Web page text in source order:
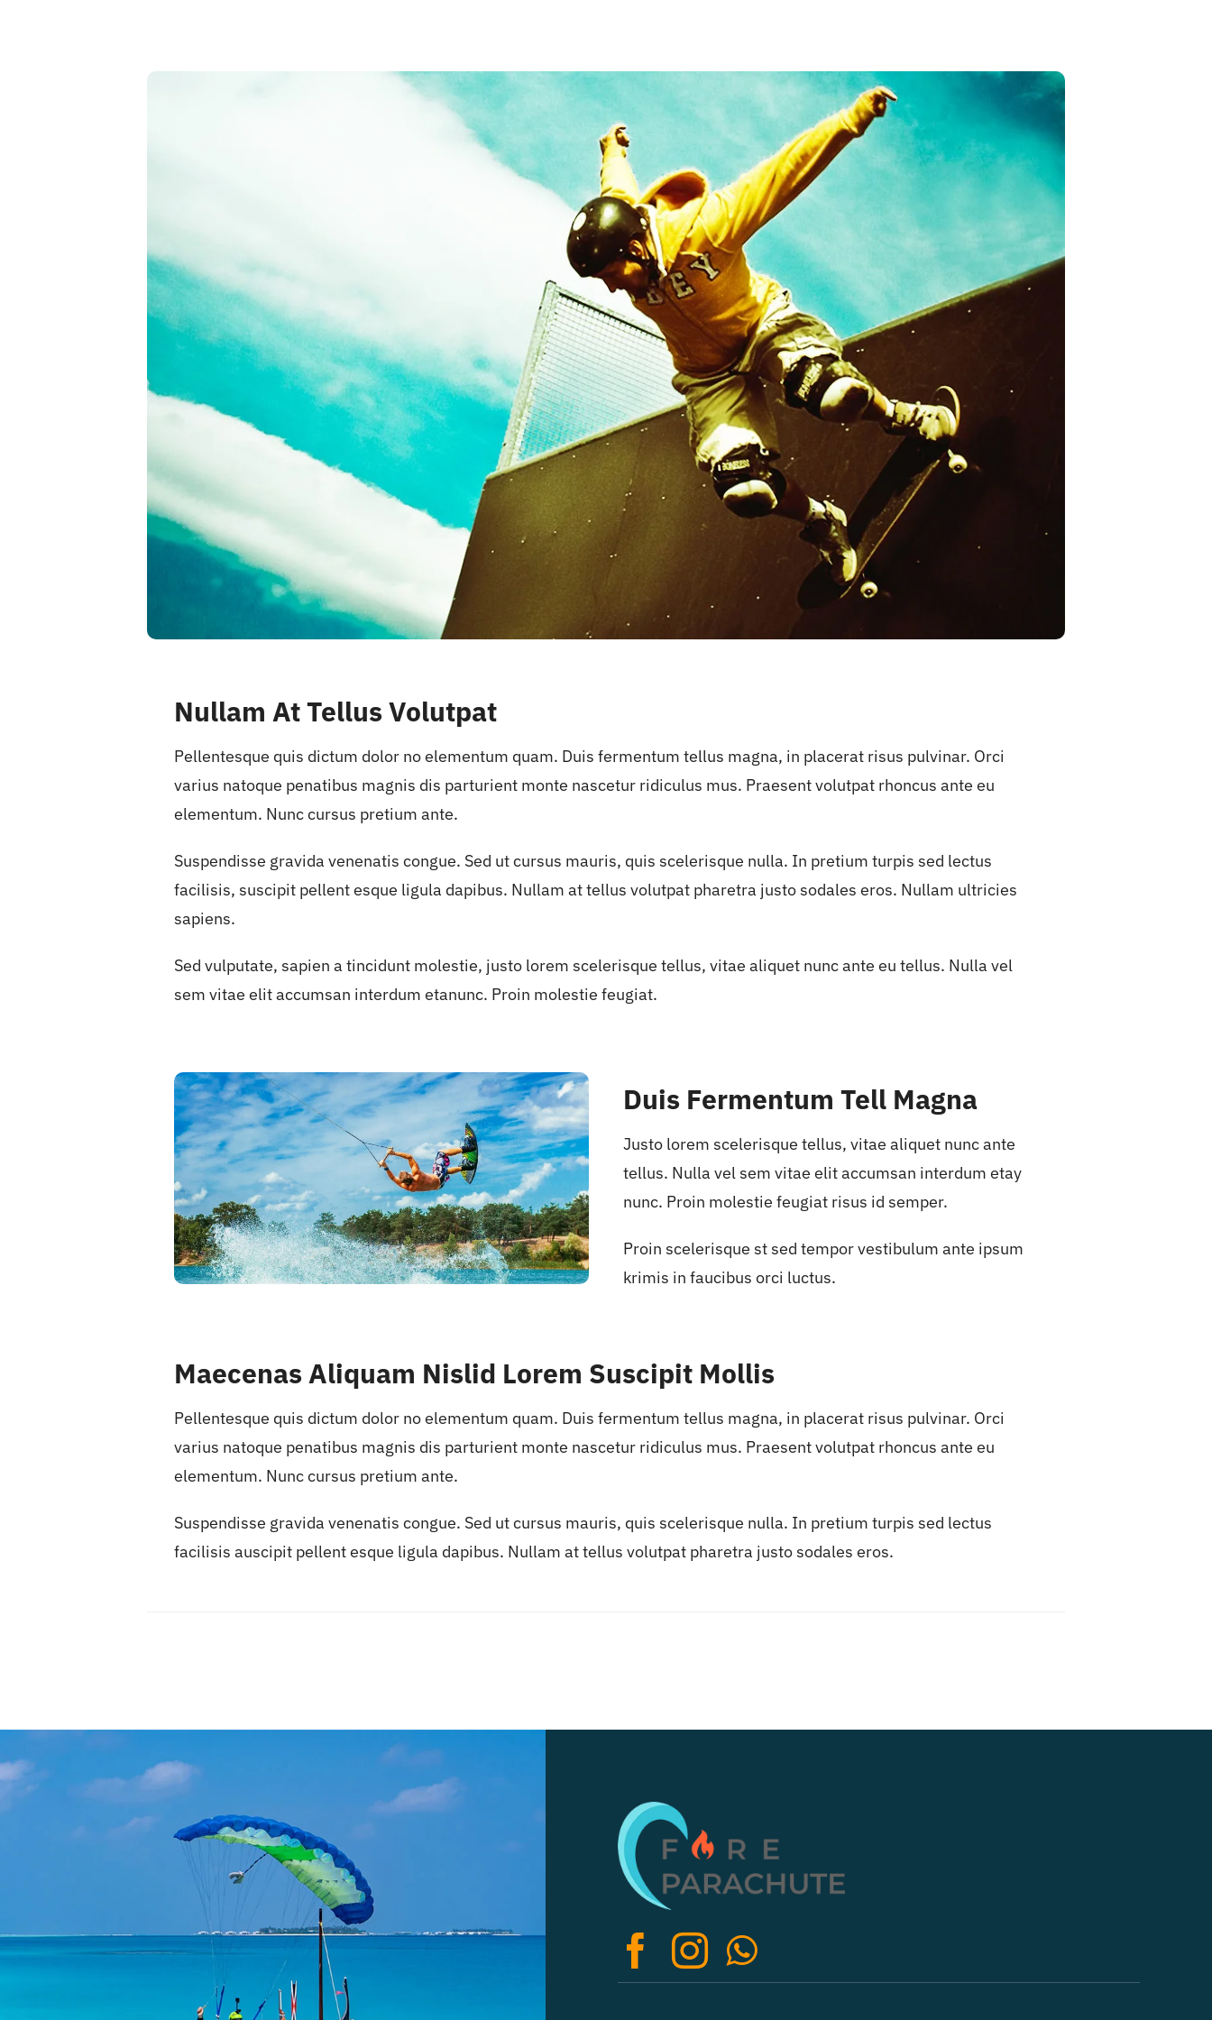
Nullam At Tellus Volutpat
Pellentesque quis dictum dolor no elementum quam. Duis fermentum tellus magna, in placerat risus pulvinar. Orci
varius natoque penatibus magnis dis parturient monte nascetur ridiculus mus. Praesent volutpat rhoncus ante eu
elementum. Nunc cursus pretium ante.
Suspendisse gravida venenatis congue. Sed ut cursus mauris, quis scelerisque nulla. In pretium turpis sed lectus
facilisis, suscipit pellent esque ligula dapibus. Nullam at tellus volutpat pharetra justo sodales eros. Nullam ultricies
sapiens.
Sed vulputate, sapien a tincidunt molestie, justo lorem scelerisque tellus, vitae aliquet nunc ante eu tellus. Nulla vel
sem vitae elit accumsan interdum etanunc. Proin molestie feugiat.
Duis Fermentum Tell Magna
Justo lorem scelerisque tellus, vitae aliquet nunc ante
tellus. Nulla vel sem vitae elit accumsan interdum etay
nunc. Proin molestie feugiat risus id semper.
Proin scelerisque st sed tempor vestibulum ante ipsum
krimis in faucibus orci luctus.
Maecenas Aliquam Nislid Lorem Suscipit Mollis
Pellentesque quis dictum dolor no elementum quam. Duis fermentum tellus magna, in placerat risus pulvinar. Orci
varius natoque penatibus magnis dis parturient monte nascetur ridiculus mus. Praesent volutpat rhoncus ante eu
elementum. Nunc cursus pretium ante.
Suspendisse gravida venenatis congue. Sed ut cursus mauris, quis scelerisque nulla. In pretium turpis sed lectus
facilisis auscipit pellent esque ligula dapibus. Nullam at tellus volutpat pharetra justo sodales eros.